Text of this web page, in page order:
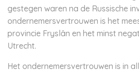
gestegen waren na de Russische
ondernemersvertrouwen is het
provincie Fryslân en het minst
Utrecht.
Het ondernemersvertrouwen is in